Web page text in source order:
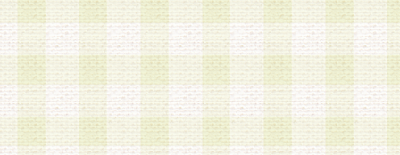
した 場合、会員登録希望者による会員登録手続
による承認後の場合であっても、会員登録の取り
の抹消を、当社が適切と判 断する方法・手段に
とができるものとします。
3.会員登録希望者が18歳未満、成年被後見人、被
人 である場合は、親権者などの法定代理人の同